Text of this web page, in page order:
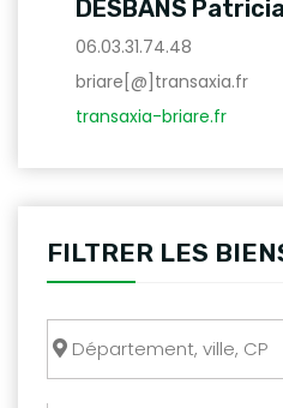
DESBANS Patricia
06.03.31.74.48
briare[@]transaxia.fr
transaxia-briare.fr
FILTRER LES